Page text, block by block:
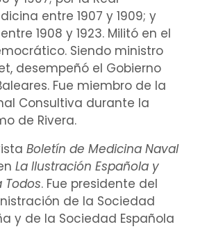
entre 1907 y 1909; y
1908 y 1923. Militó en el
Siendo ministro
desempeñó el Gobierno
Fue miembro de la
Consultiva durante la
de Rivera.
Boletín de Medicina Naval
La Ilustración Española y
Todos. Fue presidente del
de la Sociedad
y de la Sociedad Española